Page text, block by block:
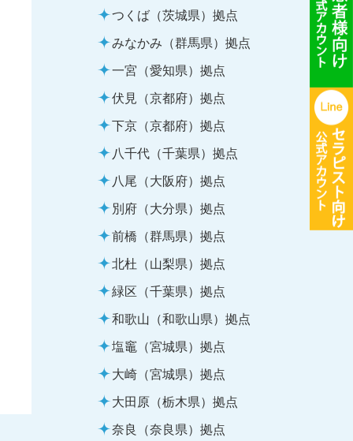
つくば（茨城県）拠点
みなかみ（群馬県）拠点
一宮（愛知県）拠点
伏見（京都府）拠点
下京（京都府）拠点
八千代（千葉県）拠点
八尾（大阪府）拠点
別府（大分県）拠点
前橋（群馬県）拠点
北杜（山梨県）拠点
緑区（千葉県）拠点
和歌山（和歌山県）拠点
塩竈（宮城県）拠点
大崎（宮城県）拠点
大田原（栃木県）拠点
奈良（奈良県）拠点